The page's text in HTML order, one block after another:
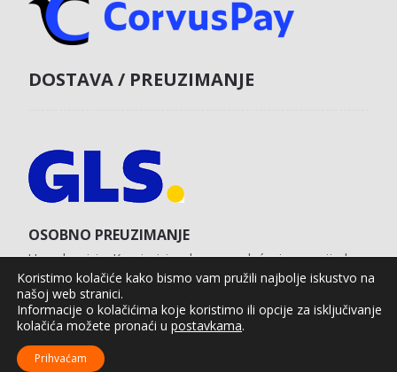
DOSTAVA / PREUZIMANJE
OSOBNO PREUZIMANJE
U poslovnici u Koprivnici s obvezom plaćanja unaprijed
karticom na web shopu.
Agro Moto Shop © 2025. Izrada web shopa:
Koristimo kolačiće kako bismo vam pružili najbolje iskustvo na
našoj web stranici.
Informacije o kolačićima koje koristimo ili opcije za isključivanje
kolačića možete pronaći u postavkama.
Prihvaćam